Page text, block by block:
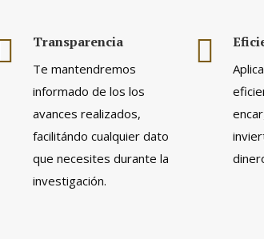
Transparencia
Te mantendremos
informado de los los
avances realizados,
facilitándo cualquier dato
que necesites durante la
investigación.